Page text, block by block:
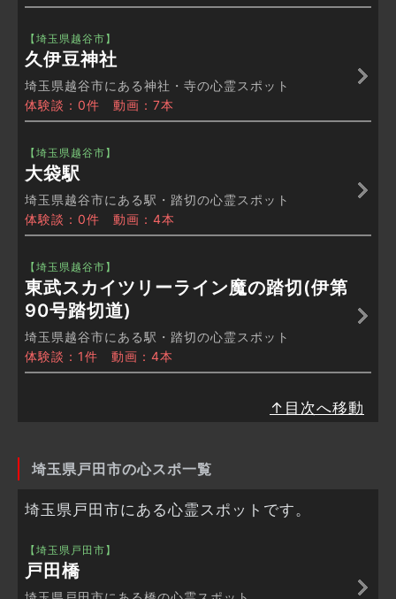
【埼玉県越谷市】
久伊豆神社
埼玉県越谷市にある神社・寺の心霊スポット
体験談：0件 動画：7本
【埼玉県越谷市】
大袋駅
埼玉県越谷市にある駅・踏切の心霊スポット
体験談：0件 動画：4本
【埼玉県越谷市】
東武スカイツリーライン魔の踏切(伊第
90号踏切道)
埼玉県越谷市にある駅・踏切の心霊スポット
体験談：1件 動画：4本
↑目次へ移動
埼玉県戸田市の心スポ一覧
埼玉県戸田市にある心霊スポットです。
【埼玉県戸田市】
戸田橋